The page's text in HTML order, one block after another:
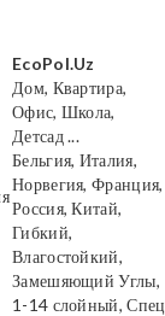
EcoPol.Uz
Дом, Квартира,
Офис, Школа,
Детсад ...
Бельгия, Италия,
Норвегия, Франция,
Россия, Китай,
Гибкий,
Влагостойкий,
Замешяющий Углы,
1-14 слойный, Спец